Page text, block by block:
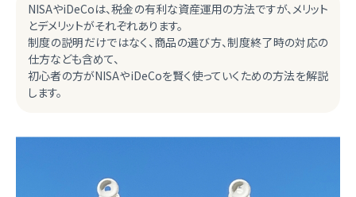
NISAやiDeCoは、税金の有利な資産運用の方法ですが、メリット
とデメリットがそれぞれあります。
制度の説明だけではなく、商品の選び方、制度終了時の対応の
仕方なども含めて、
初心者の方がNISAやiDeCoを賢く使っていくための方法を解説
します。